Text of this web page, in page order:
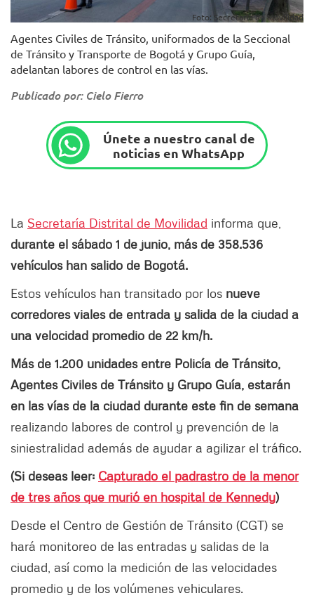
Foto: Secretaría de Movilidad
Agentes Civiles de Tránsito, uniformados de la Seccional
de Tránsito y Transporte de Bogotá y Grupo Guía,
adelantan labores de control en las vías.
Publicado por: Cielo Fierro
Únete a nuestro canal de
noticias en WhatsApp
La Secretaría Distrital de Movilidad informa que,
durante el sábado 1 de junio, más de 358.536
vehículos han salido de Bogotá.
Estos vehículos han transitado por los nueve
corredores viales de entrada y salida de la ciudad a
una velocidad promedio de 22 km/h.
Más de 1.200 unidades entre Policía de Tránsito,
Agentes Civiles de Tránsito y Grupo Guía, estarán
en las vías de la ciudad durante este fin de semana
realizando labores de control y prevención de la
siniestralidad además de ayudar a agilizar el tráfico.
(Si deseas leer: Capturado el padrastro de la menor
de tres años que murió en hospital de Kennedy)
Desde el Centro de Gestión de Tránsito (CGT) se
hará monitoreo de las entradas y salidas de la
ciudad, así como la medición de las velocidades
promedio y de los volúmenes vehiculares.